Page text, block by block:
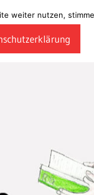
weiter nutzen,